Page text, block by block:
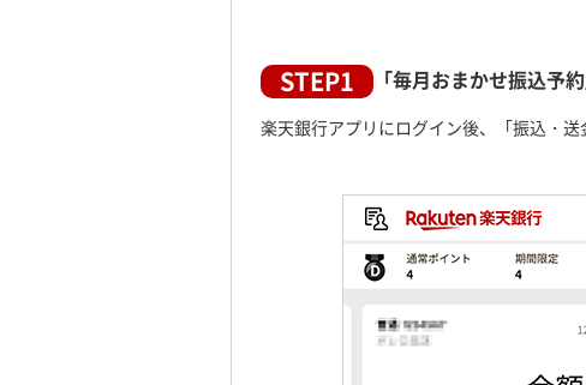
STEP1 「毎月おまかせ振込予
楽天銀行アプリにログイン後、「振込・